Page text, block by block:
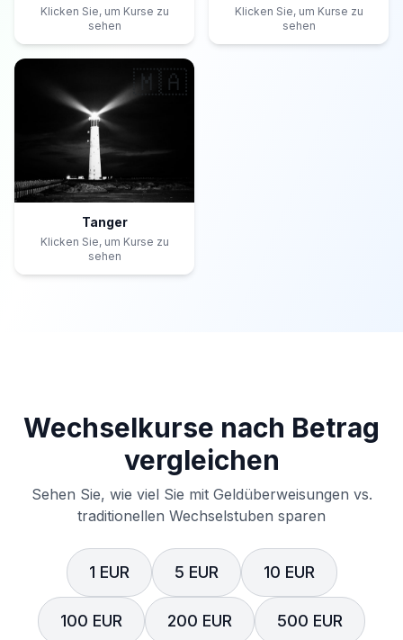
Klicken Sie, um Kurse zu
sehen
Klicken Sie, um Kurse zu
sehen
🇲🇦
Tanger
Klicken Sie, um Kurse zu
sehen
Wechselkurse nach Betrag
vergleichen
Sehen Sie, wie viel Sie mit Geldüberweisungen vs.
traditionellen Wechselstuben sparen
1 EUR 5 EUR 10 EUR
100 EUR 200 EUR 500 EUR